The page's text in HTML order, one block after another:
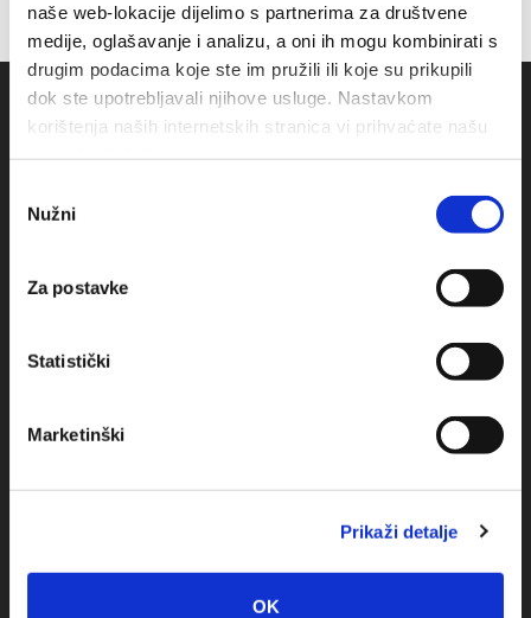
naše web-lokacije dijelimo s partnerima za društvene
medije, oglašavanje i analizu, a oni ih mogu kombinirati s
drugim podacima koje ste im pružili ili koje su prikupili
dok ste upotrebljavali njihove usluge. Nastavkom
korištenja naših internetskih stranica vi prihvaćate našu
pristanka
Nužni
Za postavke
Statistički
Marketinški
Prikaži detalje
OK
+385(0)21 620713